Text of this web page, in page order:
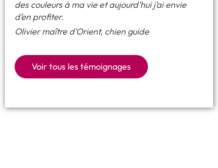
des couleurs à ma vie et aujourd’hui j’ai envie
d’en profiter.
Olivier maître d'Orient, chien guide
Voir tous les témoignages